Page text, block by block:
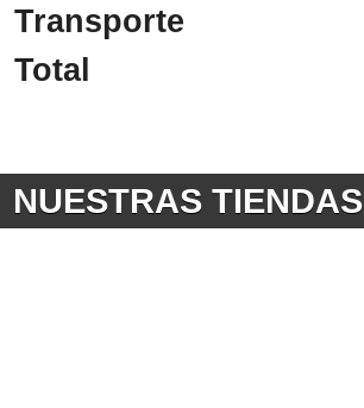
Transporte
Total
NUESTRAS TIENDAS